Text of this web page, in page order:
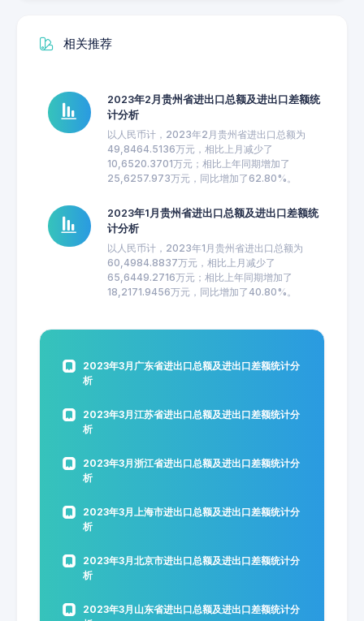
相关推荐
2023年2月贵州省进出口总额及进出口差额统
计分析
以人民币计，2023年2月贵州省进出口总额为
49,8464.5136万元，相比上月减少了
10,6520.3701万元；相比上年同期增加了
25,6257.973万元，同比增加了62.80%。
2023年1月贵州省进出口总额及进出口差额统
计分析
以人民币计，2023年1月贵州省进出口总额为
60,4984.8837万元，相比上月减少了
65,6449.2716万元；相比上年同期增加了
18,2171.9456万元，同比增加了40.80%。
2023年3月广东省进出口总额及进出口差额统计分
析
2023年3月江苏省进出口总额及进出口差额统计分
析
2023年3月浙江省进出口总额及进出口差额统计分
析
2023年3月上海市进出口总额及进出口差额统计分
析
2023年3月北京市进出口总额及进出口差额统计分
析
2023年3月山东省进出口总额及进出口差额统计分